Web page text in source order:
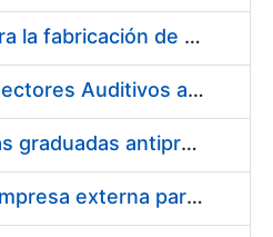
Acuerdo marco para la fabricación de piezas
Suministro de Protectores Auditivos a medida para las personas trabajadoras de los Centros de Trabajo de Madrid y Burgos
Suministro de gafas graduadas antiproyecciones para los trabajadores de la FNMT-RCM en los centros de trabajo de Madrid y Burgos
Servicios de una empresa externa para el asesoramiento y resolución de los recursos de alzada que se presentan relacionados con procesos de selección para la FNMT-RCM